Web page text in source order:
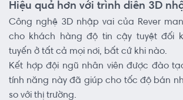
Hiệu quả hơn với trình diễn 3D
Công nghệ 3D nhập vai của Rever
cho khách hàng độ tin cậy tuyệt đối
tuyến ở tất cả mọi nơi, bất cứ khi nào.
Kết hợp đội ngũ nhân viên được đào
tính năng này đã giúp cho tốc độ bán
so với thị trường.